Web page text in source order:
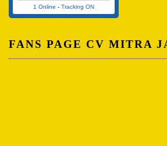
1 Online - Tracking ON
FANS PAGE CV MITRA